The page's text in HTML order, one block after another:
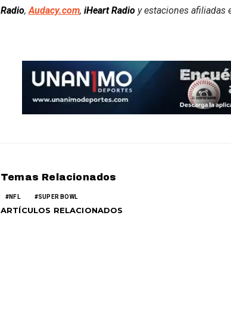
Radio,Audacy.com, iHeart Radio y estaciones afiliadas
Temas Relacionados
NFL SUPER BOWL
ARTÍCULOS RELACIONADOS